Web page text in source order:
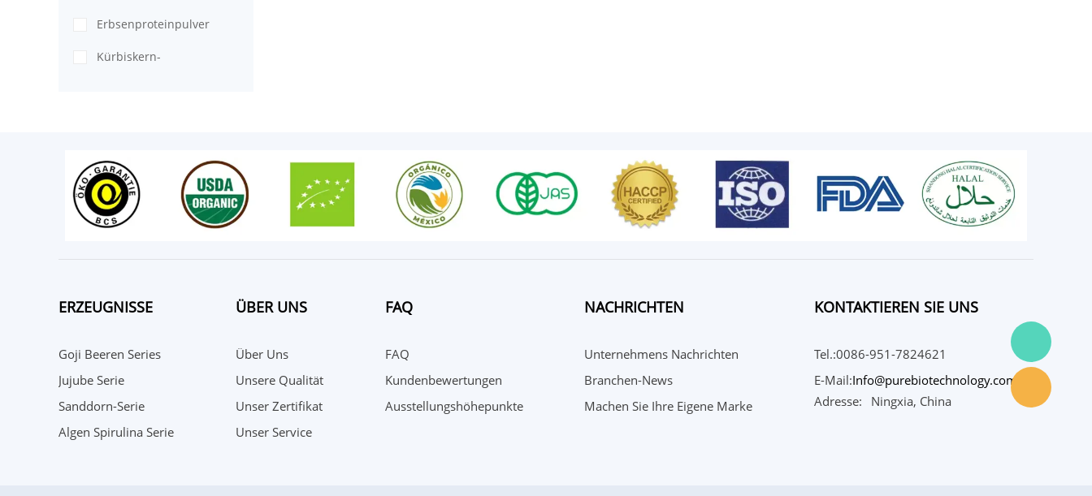
Erbsenproteinpulver
Kürbiskern-
ERZEUGNISSE
Goji Beeren Series
Jujube Serie
Sanddorn-Serie
Algen Spirulina Serie
ÜBER UNS
Über Uns
Unsere Qualität
Unser Zertifikat
Unser Service
FAQ
FAQ
Kundenbewertungen
Ausstellungshöhepunkte
NACHRICHTEN
Unternehmens Nachrichten
Branchen-News
Machen Sie Ihre Eigene Marke
KONTAKTIEREN SIE UNS
Tel.:0086-951-7824621
E-Mail:Info@purebiotechnology.com
Adresse:
Ningxia, China